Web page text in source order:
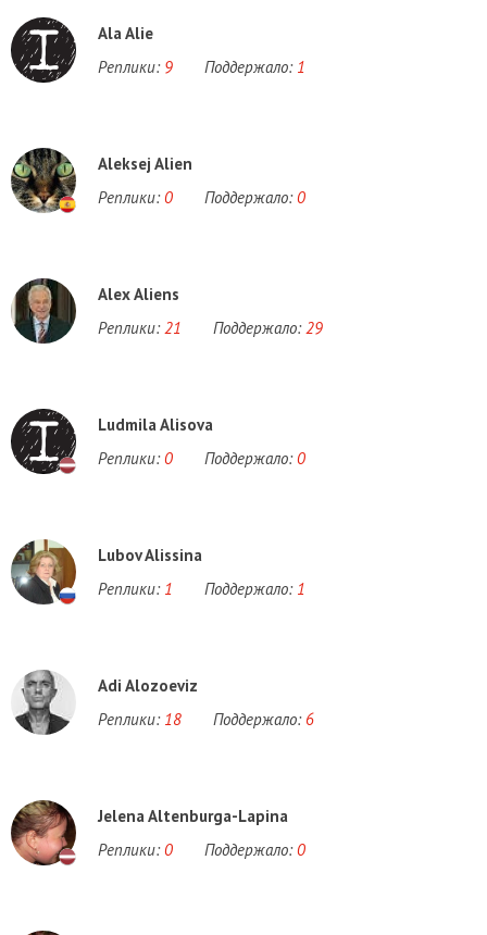
Ala Alie
Реплики: 9 Поддержало: 1
Aleksej Alien
Реплики: 0 Поддержало: 0
Alex Aliens
Реплики: 21 Поддержало: 29
Ludmila Alisova
Реплики: 0 Поддержало: 0
Lubov Alissina
Реплики: 1 Поддержало: 1
Adi Alozoeviz
Реплики: 18 Поддержало: 6
Jelena Altenburga-Lapina
Реплики: 0 Поддержало: 0